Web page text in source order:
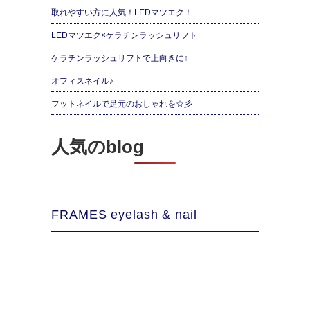
取れやすい方に人気！LEDマツエク！
LEDマツエク×ケラチンラッシュリフト
ケラチンラッシュリフトで上向きに↑
オフィスネイル♪
フットネイルで足元のおしゃれを☆彡
人気のblog
FRAMES eyelash & nail